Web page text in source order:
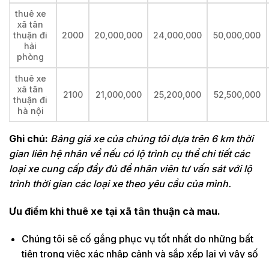
thuê xe
xã tân
thuận đi
hải
phòng
2000 20,000,000 24,000,000 50,000,000
thuê xe
xã tân
thuận đi
hà nội
2100 21,000,000 25,200,000 52,500,000
Ghi chú: Bảng giá xe của chúng tôi dựa trên 6 km thời
gian liên hệ nhân về nếu có lộ trình cụ thể chi tiết các
loại xe cung cấp đầy đủ để nhân viên tư vấn sát với lộ
trình thời gian các loại xe theo yêu cầu của mình.
Ưu điểm khi thuê xe tại xã tân thuận cà mau.
Chúng tôi sẽ cố gắng phục vụ tốt nhất do những bất
tiện trong việc xác nhập cảnh và sắp xếp lại vì vậy số